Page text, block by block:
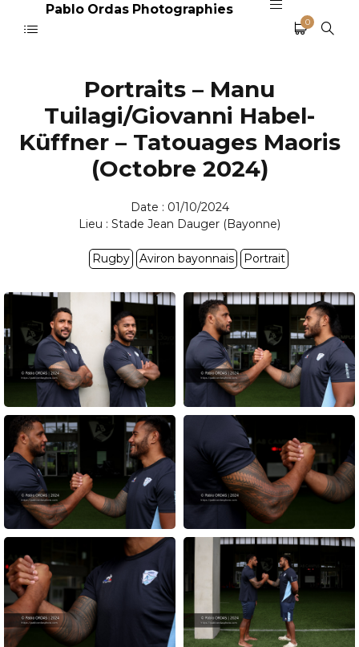
Pablo Ordas Photographies
0
Portraits – Manu
Tuilagi/Giovanni Habel-
Küffner – Tatouages Maoris
(Octobre 2024)
Date : 01/10/2024
Lieu : Stade Jean Dauger (Bayonne)
Rugby Aviron bayonnais Portrait